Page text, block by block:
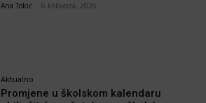
Ana Tokić 6 kolovoza, 2026
Aktualno
Promjene u školskom kalendaru